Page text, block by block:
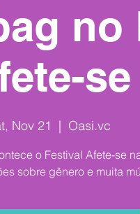
no
se
Nov 21
  |
Oasi.vc
o Festival Afete-se
sobre gênero e muita